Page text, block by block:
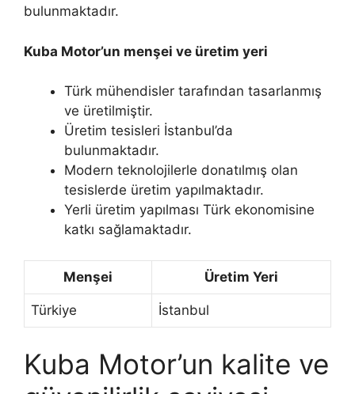
bulunmaktadır.
Kuba Motor’un menşei ve üretim yeri
Türk mühendisler tarafından tasarlanmış
ve üretilmiştir.
Üretim tesisleri İstanbul’da
bulunmaktadır.
Modern teknolojilerle donatılmış olan
tesislerde üretim yapılmaktadır.
Yerli üretim yapılması Türk ekonomisine
katkı sağlamaktadır.
Menşei Üretim Yeri
Türkiye İstanbul
Kuba Motor’un kalite ve